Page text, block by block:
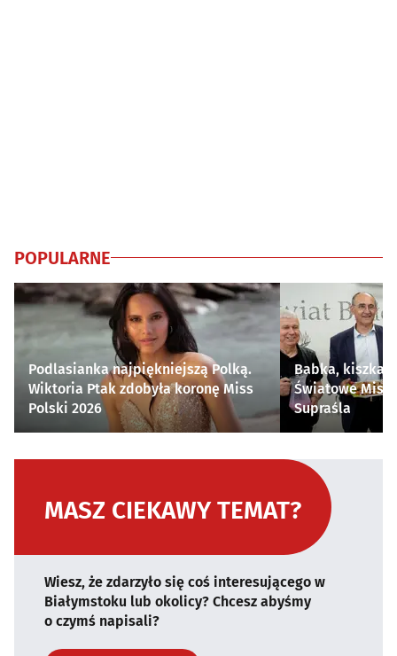
POPULARNE
Podlasianka najpiękniejszą Polką.
Wiktoria Ptak zdobyła koronę Miss
Polski 2026
Babka, kiszka i
Światowe
Supraśla
MASZ CIEKAWY TEMAT?
Wiesz, że zdarzyło się coś interesującego w
Białymstoku lub okolicy? Chcesz abyśmy
o czymś napisali?